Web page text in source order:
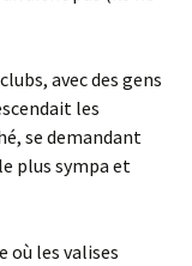
avec des gens
les
se demandant
plus sympa et
où les valises